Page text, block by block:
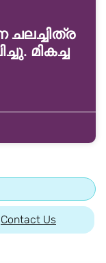
ചലച്ചിത്ര
മികച്ച
Contact Us